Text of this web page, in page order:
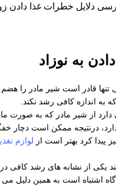
دلایل خطرات غذا دادن
به نوزاد
تا قبل از 6 ماهگی تنها قادر است شیر مادر
اندازه کافی رشد نکند.
دارد از شیر مادر که به صورت
ندارد، درنتیجه ممکن است دچار
پیدا کرد بهتر است از لوازم
یکی از نشانه های رشد کافی در
اشتباه است به همین دلیل می